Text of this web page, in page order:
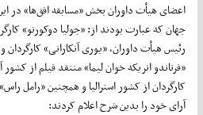
اعضای هیأت داوران بخش «مسابقه افق‌ها» در
جهان که عبارت بودند از: «جولیا دوکورنو»
رئیس هیأت داوران، «یوری آنکارانی» کارگردان و
«فرناندو انریکه خوان لیما» منتقد فیلم از کشور
کارگردان از کشور استرالیا و همچنین «رامل
آرای خود را بدین شرح اعلام کردند: